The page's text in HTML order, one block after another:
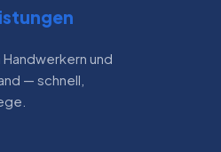
und
— schnell,